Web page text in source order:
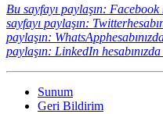
Bu sayfayı paylaşın: Facebook
sayfayı paylaşın:
paylaşın:
paylaşın: LinkedIn
Sunum
Geri Bildirim